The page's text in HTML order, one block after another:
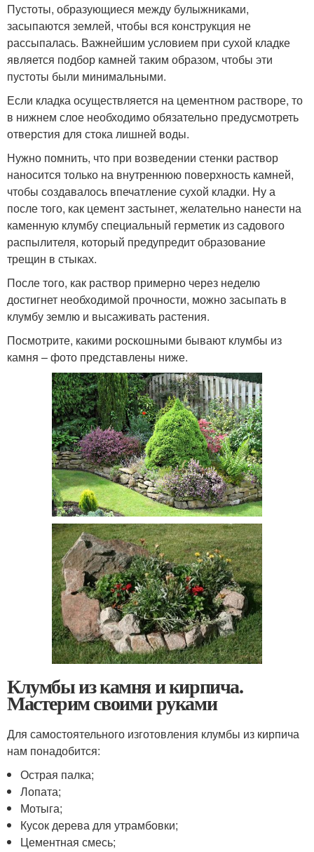
Пустоты, образующиеся между булыжниками,
засыпаются землей, чтобы вся конструкция не
рассыпалась. Важнейшим условием при сухой кладке
является подбор камней таким образом, чтобы эти
пустоты были минимальными.
Если кладка осуществляется на цементном растворе, то
в нижнем слое необходимо обязательно предусмотреть
отверстия для стока лишней воды.
Нужно помнить, что при возведении стенки раствор
наносится только на внутреннюю поверхность камней,
чтобы создавалось впечатление сухой кладки. Ну а
после того, как цемент застынет, желательно нанести на
каменную клумбу специальный герметик из садового
распылителя, который предупредит образование
трещин в стыках.
После того, как раствор примерно через неделю
достигнет необходимой прочности, можно засыпать в
клумбу землю и высаживать растения.
Посмотрите, какими роскошными бывают клумбы из
камня – фото представлены ниже.
Клумбы из камня и кирпича.
Мастерим своими руками
Для самостоятельного изготовления клумбы из кирпича
нам понадобится:
Острая палка;
Лопата;
Мотыга;
Кусок дерева для утрамбовки;
Цементная смесь;